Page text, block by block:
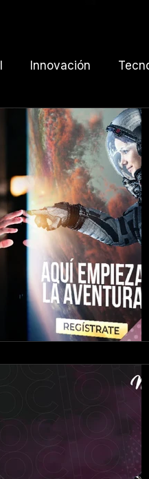
Innovación
prensa